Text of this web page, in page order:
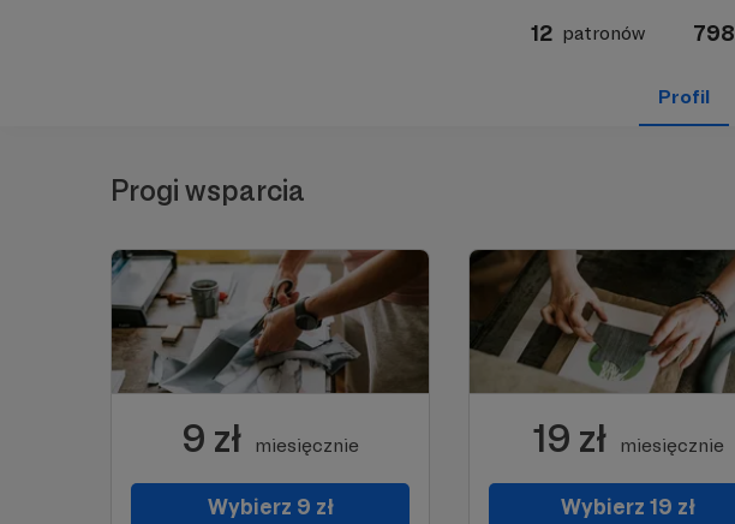
12 patronów 798
Profil
Progi wsparcia
9 zł miesięcznie
Wybierz 9 zł
19 zł miesięcznie
Wybierz 19 zł